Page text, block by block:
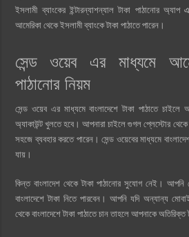
ইসলামী ব্যাংকের ইন্টারন্যাশন্যাল টাকা পাঠানোর অ্যাপ
আমেরিকা থেকে ইসলামী ব্যাংকে টাকা পাঠাতে পারেন।
সেন্ড ওয়েব এর মাধ্যমে
পাঠানোর নিয়ম
সেন্ড ওয়েব এর মাধ্যমে বাংলাদেশে টাকা পাঠাতে চাইলে
অ্যাকাউন্ট খুলতে হবে। আপনারা চাইলে গুগল প্লেস্টোর
সহজে ব্যবহার করতে পারেন। সেন্ড ওয়েবের মাধ্যমে
যায়।
কিন্ত বাংলাদেশ থেকে টাকা পাঠানোর সুযোগ নেই। আপনি
বাংলাদেশে টাকা নিতে পারবেন। আপনি যদি অন্যান্য
থেকে বাংলাদেশে টাকা পাঠাতে চান তাহলে আপনাকে অতিরিক্ত